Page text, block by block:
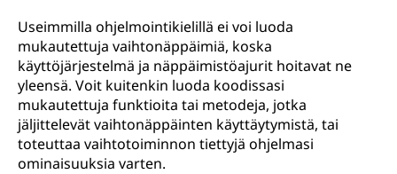
Useimmilla ohjelmointikielillä ei voi luoda
mukautettuja vaihtonäppäimiä, koska
käyttöjärjestelmä ja näppäimistöajurit hoitavat ne
yleensä. Voit kuitenkin luoda koodissasi
mukautettuja funktioita tai metodeja, jotka
jäljittelevät vaihtonäppäinten käyttäytymistä, tai
toteuttaa vaihtotoiminnon tiettyjä ohjelmasi
ominaisuuksia varten.